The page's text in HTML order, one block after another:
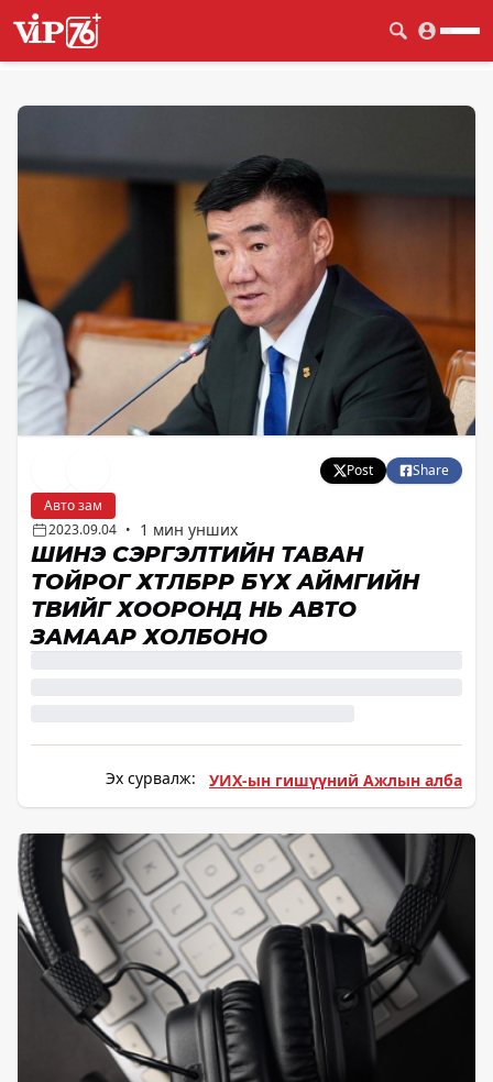
Post
Share
Авто зам
2023.09.04 • 1 мин унших
ШИНЭ СЭРГЭЛТИЙН ТАВАН
ТОЙРОГ ХӨТӨЛБӨРӨӨР БҮХ АЙМГИЙН
ТӨВИЙГ ХООРОНД НЬ АВТО
ЗАМААР ХОЛБОНО
Эх сурвалж: УИХ-ын гишүүний Ажлын алба